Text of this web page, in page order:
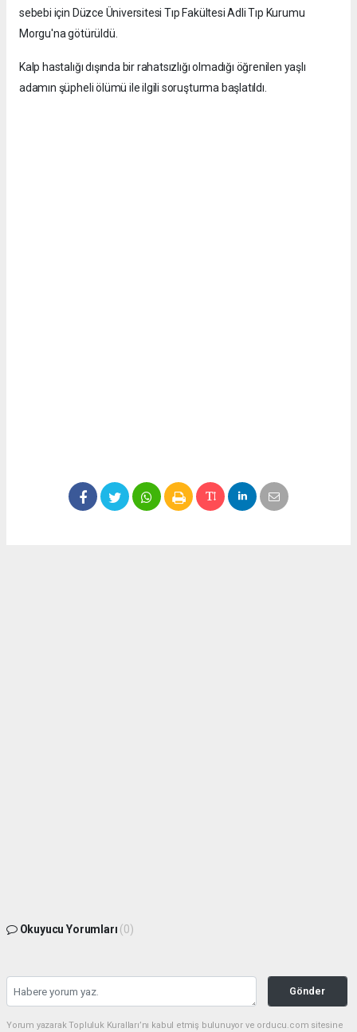
sebebi için Düzce Üniversitesi Tıp Fakültesi Adli Tıp Kurumu
Morgu'na götürüldü.
Kalp hastalığı dışında bir rahatsızlığı olmadığı öğrenilen yaşlı
adamın şüpheli ölümü ile ilgili soruşturma başlatıldı.
Okuyucu Yorumları (0)
Gönder
Yorum yazarak Topluluk Kuralları’nı kabul etmiş bulunuyor ve orducu.com sitesine